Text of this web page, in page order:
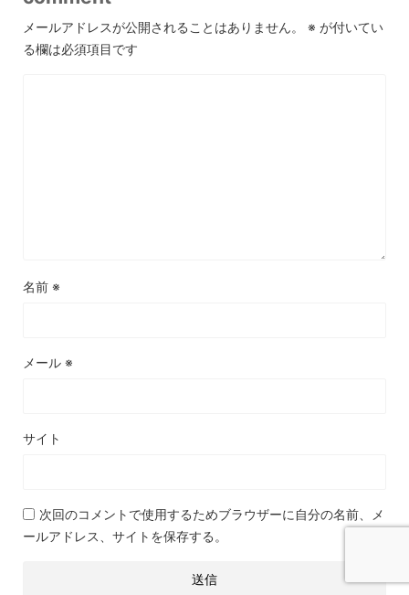
メールアドレスが公開されることはありません。 ※ が付いてい
る欄は必須項目です
名前 ※
メール ※
サイト
次回のコメントで使用するためブラウザーに自分の名前、メ
ールアドレス、サイトを保存する。